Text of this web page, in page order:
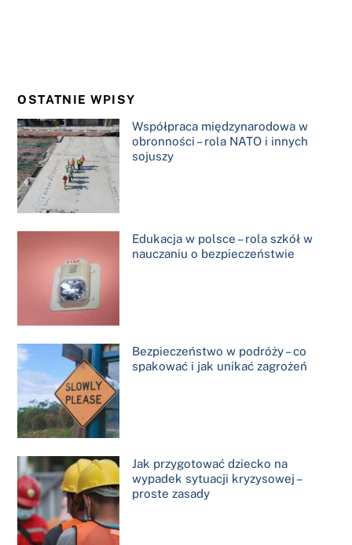
OSTATNIE WPISY
Współpraca międzynarodowa w
obronności – rola NATO i innych
sojuszy
Edukacja w polsce – rola szkół w
nauczaniu o bezpieczeństwie
Bezpieczeństwo w podróży – co
spakować i jak unikać zagrożeń
Jak przygotować dziecko na
wypadek sytuacji kryzysowej –
proste zasady